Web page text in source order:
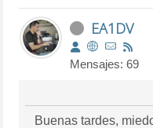
EA1DV
Mensajes: 69
Buenas tardes,